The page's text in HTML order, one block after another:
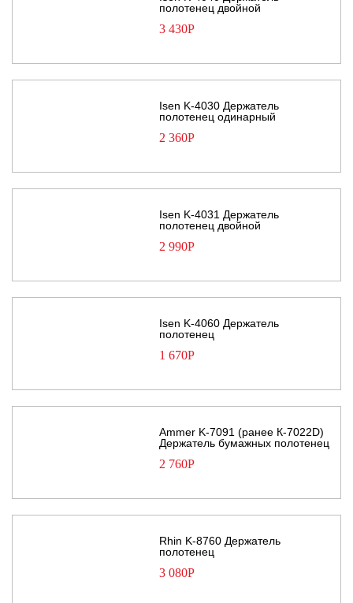
полотенец двойной
3 430Р
Isen K-4030 Держатель
полотенец одинарный
2 360Р
Isen K-4031 Держатель
полотенец двойной
2 990Р
Isen K-4060 Держатель
полотенец
1 670Р
Ammer K-7091 (ранее К-7022D)
Держатель бумажных полотенец
2 760Р
Rhin K-8760 Держатель
полотенец
3 080Р